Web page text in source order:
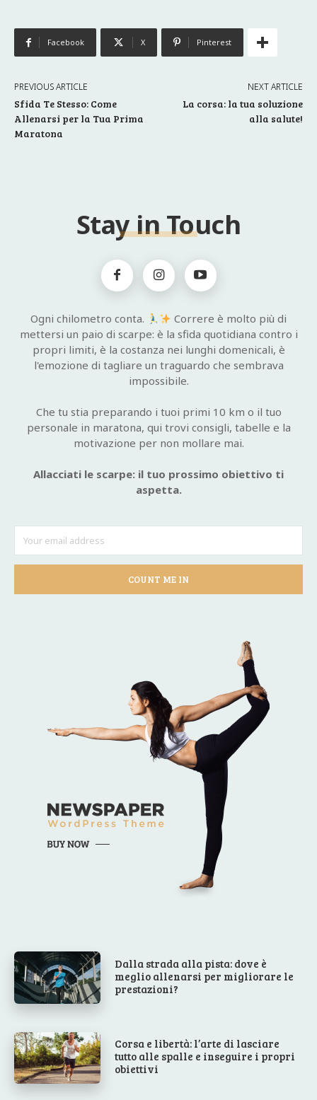
Facebook X Pinterest
PREVIOUS ARTICLE
Sfida Te Stesso: Come
Allenarsi per la Tua Prima
Maratona
NEXT ARTICLE
La corsa: la tua soluzione
alla salute!
Stay in Touch
Ogni chilometro conta.
Correre è molto più di
mettersi un paio di scarpe: è la sfida quotidiana contro i
propri limiti, è la costanza nei lunghi domenicali, è
l'emozione di tagliare un traguardo che sembrava
impossibile.
Che tu stia preparando i tuoi primi 10 km o il tuo
personale in maratona, qui trovi consigli, tabelle e la
motivazione per non mollare mai.
Allacciati le scarpe: il tuo prossimo obiettivo ti
aspetta.
COUNT ME IN
Dalla strada alla pista: dove è
meglio allenarsi per migliorare le
prestazioni?
Corsa e libertà: l’arte di lasciare
tutto alle spalle e inseguire i propri
obiettivi